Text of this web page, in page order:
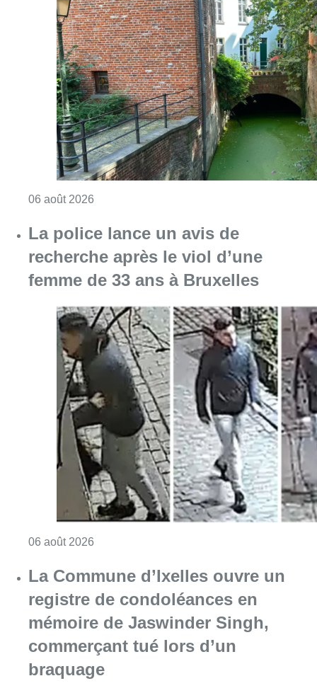
06 août 2026Consulter l'article "Saint-Géry : un ancien
La police lance un avis de
recherche après le viol d’une
femme de 33 ans à Bruxelles
06 août 2026 Consulter l'article "La police lance un avis
La Commune d’Ixelles ouvre un
registre de condoléances en
mémoire de Jaswinder Singh,
commerçant tué lors d’un
braquage